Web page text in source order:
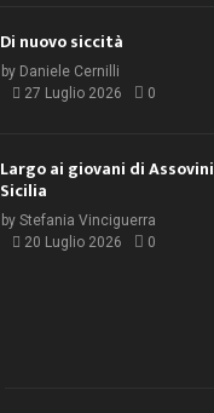
Di nuovo siccità
by Daniele Cernilli
27 Luglio 2026
0
Largo ai giovani di Assovini
Sicilia
by Stefania Vinciguerra
20 Luglio 2026
0